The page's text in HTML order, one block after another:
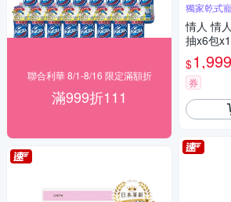
聯合利華 8/1-8/16 限定滿額折
滿999折111
獨家乾式
情人 情
抽x6包
$1,999
券